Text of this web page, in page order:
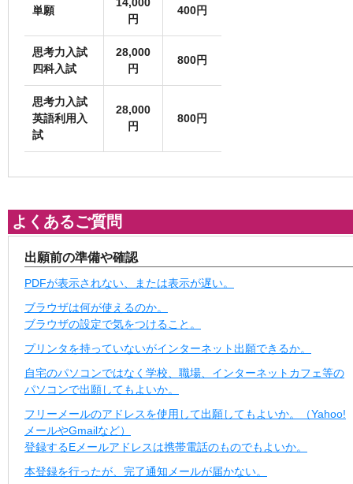
単願
円
400円
思考力入試
四科入試
28,000
円
800円
思考力入試
英語利用入
試
28,000
円
800円
よくあるご質問
出願前の準備や確認
PDFが表示されない、または表示が遅い。
ブラウザは何が使えるのか。
ブラウザの設定で気をつけること。
プリンタを持っていないがインターネット出願できるか。
自宅のパソコンではなく学校、職場、インターネットカフェ等の
パソコンで出願してもよいか。
フリーメールのアドレスを使用して出願してもよいか。（Yahoo!
メールやGmailなど）
登録するEメールアドレスは携帯電話のものでもよいか。
本登録を行ったが、完了通知メールが届かない。